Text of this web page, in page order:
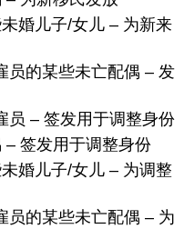
婚儿子/女儿 – 为新来
员的某些未亡配偶 – 发
员 – 签发用于调整身份
– 签发用于调整身份
婚儿子/女儿 – 为调整
员的某些未亡配偶 – 为